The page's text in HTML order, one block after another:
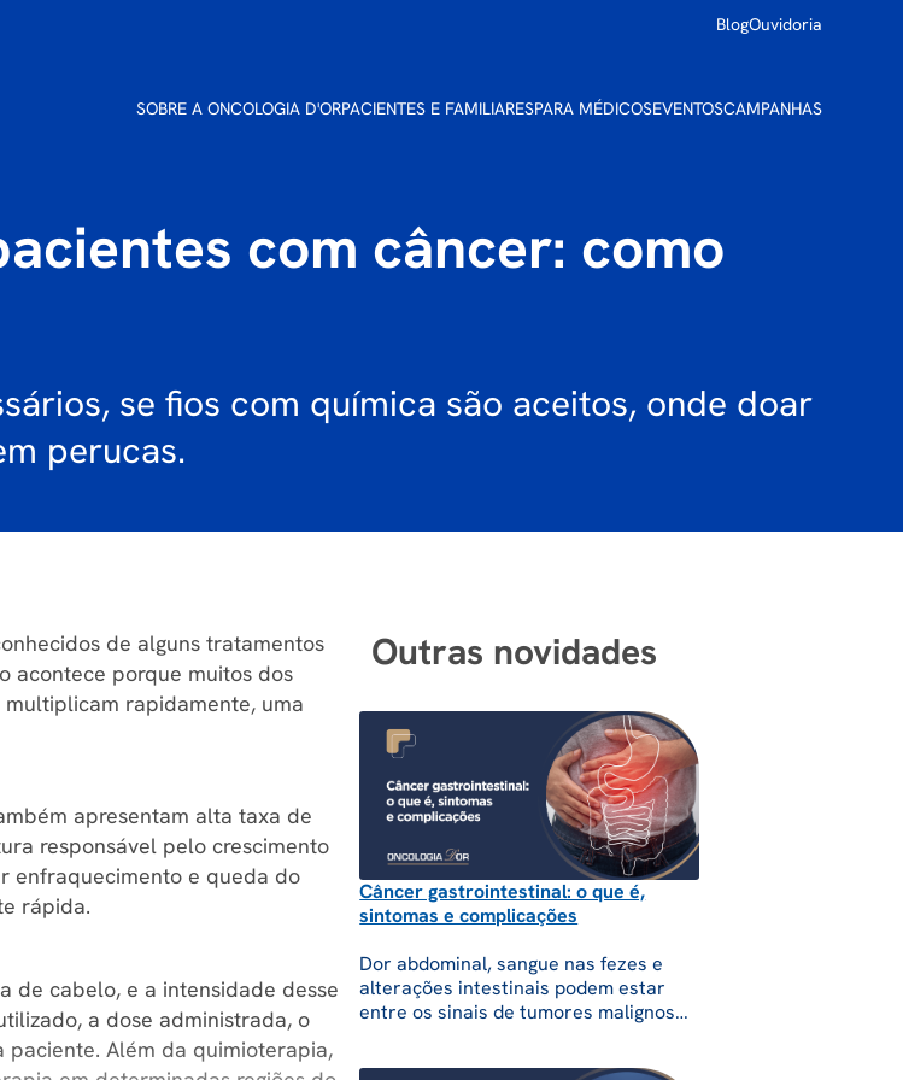
BlogOuvidoria
SOBRE A ONCOLOGIA D'ORPACIENTES E FAMILIARESPARA MÉDICOSEVENTOSCAMPANHAS
com câncer: como
se fios com química são aceitos, onde doar
perucas.
de alguns tratamentos
acontece porque muitos dos
rapidamente, uma
apresentam alta taxa de
responsável pelo crescimento
enfraquecimento e queda do
rápida.
de cabelo, e a intensidade desse
a dose administrada, o
Além da quimioterapia,
Outras novidades
Câncer gastrointestinal: o que é,
sintomas e complicações
Dor abdominal, sangue nas fezes e
alterações intestinais podem estar
entre os sinais de tumores malignos